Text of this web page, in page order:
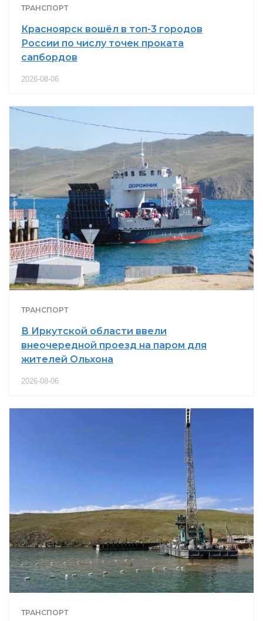
ТРАНСПОРТ
Красноярск вошёл в топ-3 городов
России по числу точек проката
сапбордов
2026-08-06
ТРАНСПОРТ
В Иркутской области ввели
внеочередной проезд на паром для
жителей Ольхона
2026-08-06
ТРАНСПОРТ